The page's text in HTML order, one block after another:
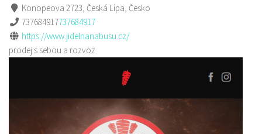
Konopeova 2723, Česká Lípa, Česko
737684917737684917
https://www.jidelnanabusu.cz/
prodej s sebou a rozvoz